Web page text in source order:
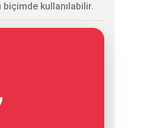
kullanılabilir.